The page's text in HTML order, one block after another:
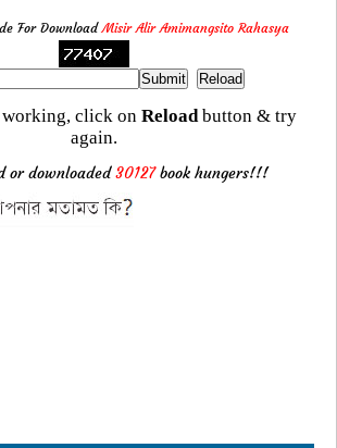
For DownloadMisir Alir Amimangsito Rahasya
click on Reloadbutton & try
again.
or downloaded30127book hungers!!!